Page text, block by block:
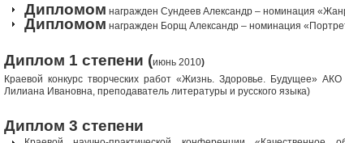
Дипломом награжден Сундеев Александр – номинация
Дипломом награжден Борщ Александр – номинация
Диплом 1 степени (июнь 2010)
Краевой конкурс творческих работ «Жизнь. Здоровье. Будущее»
Лилиана Ивановна, преподаватель литературы и русского языка)
Диплом 3 степени